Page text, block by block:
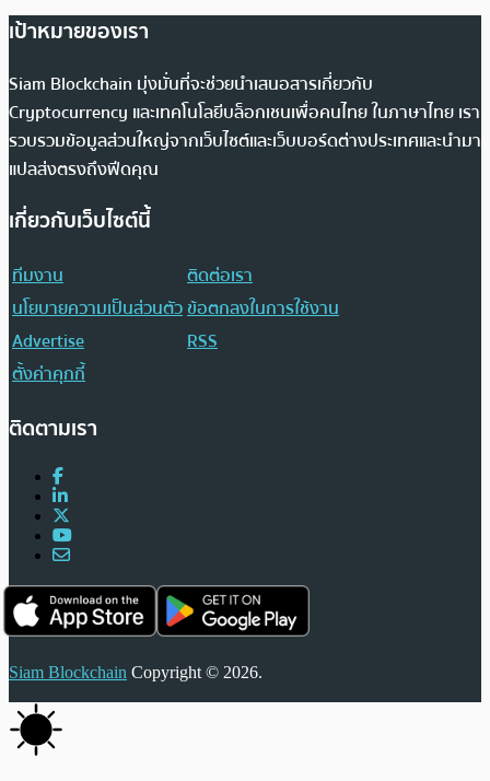
เป้าหมายของเรา
Siam Blockchain มุ่งมั่นที่จะช่วยนำเสนอสารเกี่ยวกับ
Cryptocurrency และเทคโนโลยีบล็อกเชนเพื่อคนไทย ในภาษาไทย เรา
รวบรวมข้อมูลส่วนใหญ่จากเว็บไซต์และเว็บบอร์ดต่างประเทศและนำมา
แปลส่งตรงถึงฟีดคุณ
เกี่ยวกับเว็บไซต์นี้
ทีมงาน
ติดต่อเรา
นโยบายความเป็นส่วนตัวข้อตกลงในการใช้งาน
Advertise
RSS
ตั้งค่าคุกกี้
ติดตามเรา
Siam Blockchain Copyright © 2026.